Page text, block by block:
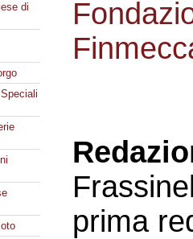
di
prima